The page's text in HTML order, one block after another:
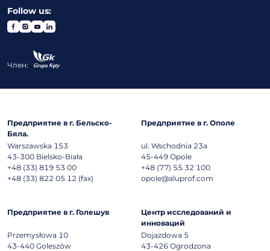
Follow us:
Член:
Предприятие в г. Бельско-
Бяла.
Warszawska 153
43-300 Bielsko-Biała
+48 (33) 819 53 00
+48 (33) 822 05 12 (fax)
Предприятие в г. Ополе
ul. Wschodnia 23a
45-449 Opole
+48 (77) 55 32 100
opole@aluprof.com
Предприятие в г. Голешув
Przemysłowa 10
43-440 Goleszów
Центр исследований и
инноваций
Dojazdowa 5
43-426 Ogrodzona